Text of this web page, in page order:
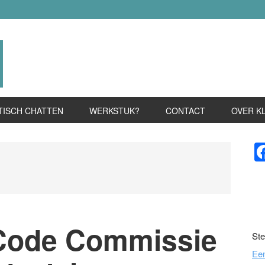
CHATTEN WERKSTUK? CONTACT OVER
Commissie